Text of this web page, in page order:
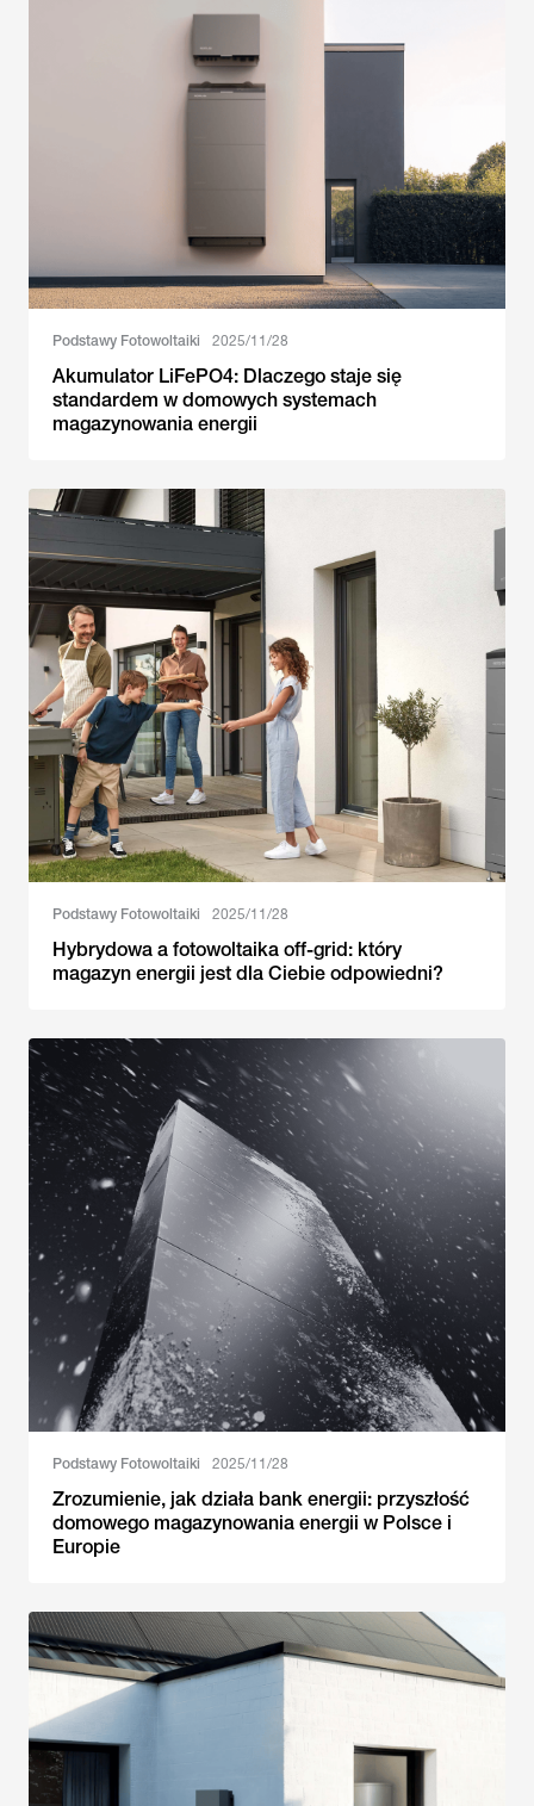
Podstawy Fotowoltaiki 2025/11/28
Akumulator LiFePO4: Dlaczego staje się
standardem w domowych systemach
magazynowania energii
Podstawy Fotowoltaiki 2025/11/28
Hybrydowa a fotowoltaika off-grid: który
magazyn energii jest dla Ciebie odpowiedni?
Podstawy Fotowoltaiki 2025/11/28
Zrozumienie, jak działa bank energii: przyszłość
domowego magazynowania energii w Polsce i
Europie